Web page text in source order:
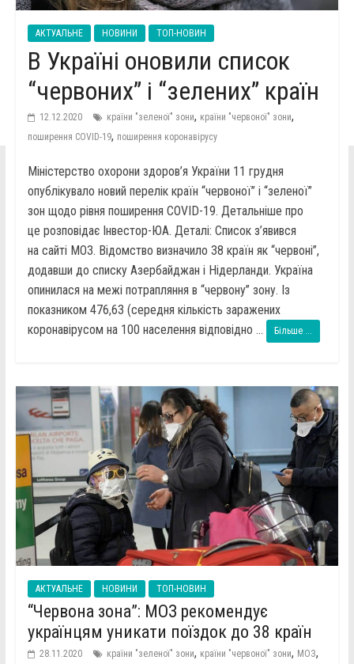
АКТУАЛЬНЕ НОВИНИ ТОП-НОВИН
В Україні оновили список
“червоних” і “зелених” країн
12.12.2020 країни "зеленої" зони, країни "червоної" зони,
поширення COVID-19, поширення коронавірусу
Міністерство охорони здоров’я України 11 грудня
опублікувало новий перелік країн “червоної” і “зеленої”
зон щодо рівня поширення COVID-19. Детальніше про
це розповідає Інвестор-ЮА. Деталі: Список з’явився
на сайті МОЗ. Відомство визначило 38 країн як “червоні”,
додавши до списку Азербайджан і Нідерланди. Україна
опинилася на межі потрапляння в “червону” зону. Із
показником 476,63 (середня кількість заражених
коронавірусом на 100 населення відповідно ...
Більше ...
АКТУАЛЬНЕ НОВИНИ ТОП-НОВИН
“Червона зона”: МОЗ рекомендує
українцям уникати поїздок до 38 країн
28.11.2020 країни "зеленої" зони, країни "червоної" зони, МОЗ,